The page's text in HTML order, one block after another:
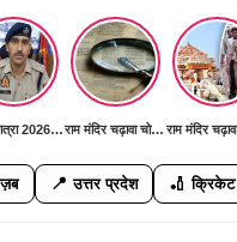
कांवड़ यात्रा 2026: पहली बार AI कैमरों और ड्रोन से निगरानी, DGP ने दिया 'जीरो इंसीडेंट, जीरो एक्सीडेंट' का लक्ष्य राम मंदिर चढ़ावा चोरी मामला: SIT जांच में सामने आई बड़ी मनी ट्रेल, जल्द खुलेगा रहस्य से पर्दा
📍 उत्तर प्रदेश 🏏 क्रिकेट